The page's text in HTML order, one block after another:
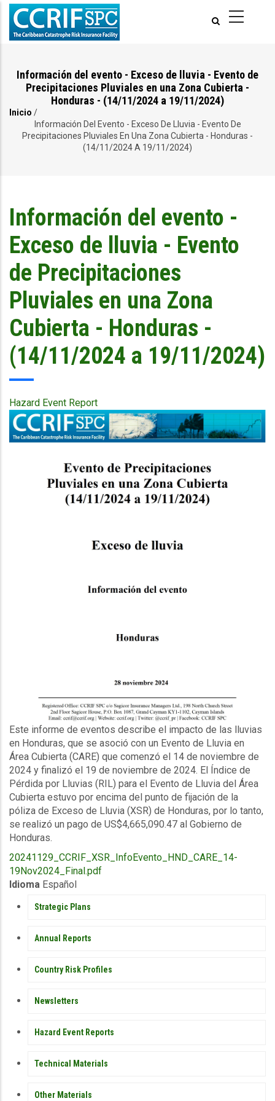
Pasar
contenido
Información del evento - Exceso de lluvia - Evento de
Precipitaciones Pluviales en una Zona Cubierta -
Honduras - (14/11/2024 a 19/11/2024)
Ruta
de
Inicio /
Información Del Evento - Exceso De Lluvia - Evento De
Precipitaciones Pluviales En Una Zona Cubierta - Honduras -
(14/11/2024 A 19/11/2024)
Información del evento -
Exceso de lluvia - Evento
de Precipitaciones
Pluviales en una Zona
Cubierta - Honduras -
(14/11/2024 a 19/11/2024)
Hazard Event Report
Publication
Cover
Description
Este informe de eventos describe el impacto de las lluvias
en Honduras, que se asoció con un Evento de Lluvia en
Área Cubierta (CARE) que comenzó el 14 de noviembre de
2024 y finalizó el 19 de noviembre de 2024. El Índice de
Pérdida por Lluvias (RIL) para el Evento de Lluvia del Área
Cubierta estuvo por encima del punto de fijación de la
póliza de Exceso de Lluvia (XSR) de Honduras, por lo tanto,
se realizó un pago de US$4,665,090.47 al Gobierno de
Honduras.
Upload
Publication
20241129_CCRIF_XSR_InfoEvento_HND_CARE_14-
19Nov2024_Final.pdf
Idioma Español
PUBLICATIONS
Strategic Plans
Annual Reports
Country Risk Profiles
Newsletters
Hazard Event Reports
Technical Materials
Other Materials